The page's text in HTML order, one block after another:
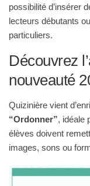
possibilité d’insérer
lecteurs débutants
particuliers.
Découvrez
nouveauté
Quizinière vient
“Ordonner”, idéale
élèves doivent
images, sons ou